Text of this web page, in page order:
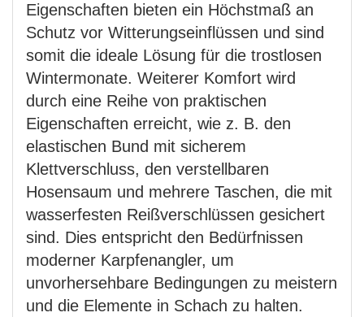
Eigenschaften bieten ein Höchstmaß an
Schutz vor Witterungseinflüssen und sind
somit die ideale Lösung für die trostlosen
Wintermonate. Weiterer Komfort wird
durch eine Reihe von praktischen
Eigenschaften erreicht, wie z. B. den
elastischen Bund mit sicherem
Klettverschluss, den verstellbaren
Hosensaum und mehrere Taschen, die mit
wasserfesten Reißverschlüssen gesichert
sind. Dies entspricht den Bedürfnissen
moderner Karpfenangler, um
unvorhersehbare Bedingungen zu meistern
und die Elemente in Schach zu halten.